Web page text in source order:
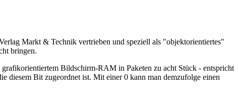
Markt & Technik vertrieben und speziell als "objektorientiertes"
bringen.
Bildschirm-RAM in Paketen zu acht Stück - entspricht
diesem Bit zugeordnet ist. Mit einer 0 kann man demzufolge einen